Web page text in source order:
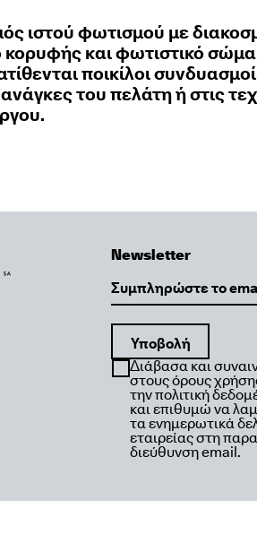
ιστού φωτισμού με
κορυφής και φωτιστικό
ποικίλοι
του πελάτη ή στις
Newsletter
Διάβασα και
στους όρους
την πολιτική
και επιθυμώ να
τα ενημερωτικά
εταιρείας στη
διεύθυνση email.